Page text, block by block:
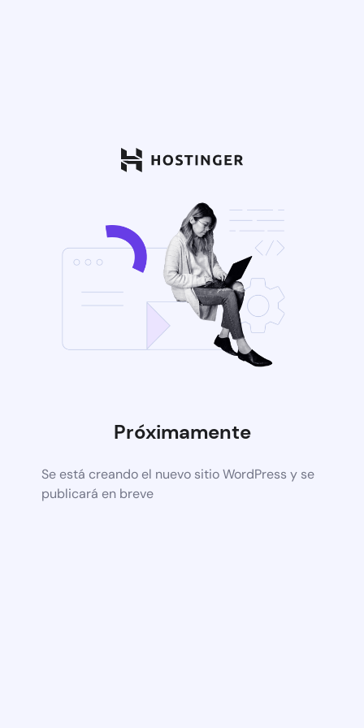
Próximamente
Se está creando el nuevo sitio WordPress y se
publicará en breve